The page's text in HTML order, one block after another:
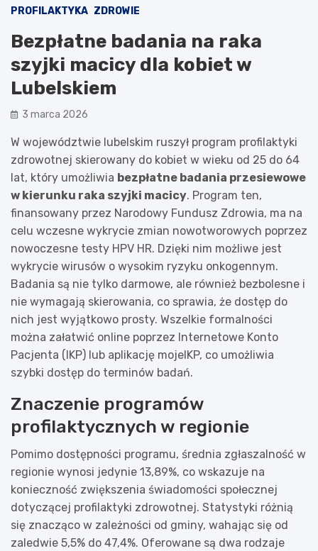
PROFILAKTYKA ZDROWIE
Bezpłatne badania na raka
szyjki macicy dla kobiet w
Lubelskiem
3 marca 2026
W województwie lubelskim ruszył program profilaktyki
zdrowotnej skierowany do kobiet w wieku od 25 do 64
lat, który umożliwia bezpłatne badania przesiewowe
w kierunku raka szyjki macicy. Program ten,
finansowany przez Narodowy Fundusz Zdrowia, ma na
celu wczesne wykrycie zmian nowotworowych poprzez
nowoczesne testy HPV HR. Dzięki nim możliwe jest
wykrycie wirusów o wysokim ryzyku onkogennym.
Badania są nie tylko darmowe, ale również bezbolesne i
nie wymagają skierowania, co sprawia, że dostęp do
nich jest wyjątkowo prosty. Wszelkie formalności
można załatwić online poprzez Internetowe Konto
Pacjenta (IKP) lub aplikację mojeIKP, co umożliwia
szybki dostęp do terminów badań.
Znaczenie programów
profilaktycznych w regionie
Pomimo dostępności programu, średnia zgłaszalność w
regionie wynosi jedynie 13,89%, co wskazuje na
konieczność zwiększenia świadomości społecznej
dotyczącej profilaktyki zdrowotnej. Statystyki różnią
się znacząco w zależności od gminy, wahając się od
zaledwie 5,5% do 47,4%. Oferowane są dwa rodzaje